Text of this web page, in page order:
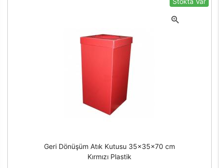
Geri Dönüşüm Atık Kutusu 35x35x70 cm
Kırmızı Plastik